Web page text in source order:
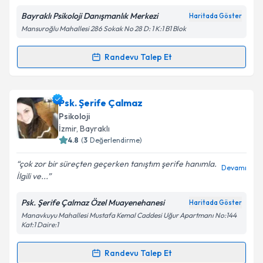
Kişisel verilerimin işlenmesine ilişkinAydınlatma
kapsamda işlenmesini kabul ediyorum.
Takvim Talebini Gönder
Bayraklı Psikoloji Danışmanlık Merkezi Haritada Göster
Mansuroğlu Mahallesi 286 Sokak No 28 D: 1 K:1 B1 Blok
Randevu Talep Et
Randevu Takvimi Talebi
Psk. Nursima Koçakiçin randevu takvimi talebi
oluşturun. Size bu uzmandan randevu almanız için bir
takvim hazırlandığında e-posta ile bilgilendireceğiz.
Kişisel verilerimin işlenmesine ilişkin
Aydınlatma
Metni'ni okudum ve kişisel verilerimin belirtilen
kapsamda işlenmesini kabul ediyorum.
Psk. Şerife Çalmaz
Psikoloji
İzmir, Bayraklı
4.8 (3 Değerlendirme)
çok zor bir süreçten geçerken tanıştım şerife hanımla.
İlgili ve...
Devamı
Psk. Şerife Çalmaz Özel Muayenehanesi Haritada Göster
Manavkuyu Mahallesi Mustafa Kemal Caddesi Uğur Apartmanı No:144
Kat:1 Daire:1
Randevu Talep Et
Randevu Takvimi Talebi